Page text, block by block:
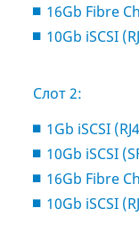
16Gb Fibre
10Gb iSCSI
Слот 2:
1Gb iSCSI
10Gb iSCSI
16Gb Fibre
10Gb iSCSI